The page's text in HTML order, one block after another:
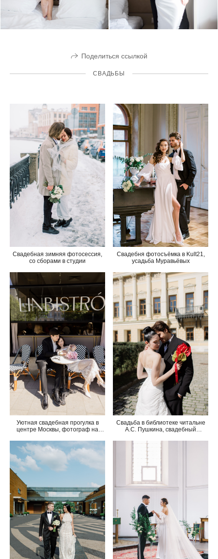
Поделиться ссылкой
СВАДЬБЫ
Свадебная зимняя фотосессия,
со сборами в студии
Свадебня фотосъёмка в Kult21,
усадьба Муравьёвых
Уютная свадебная прогулка в
центре Москвы, фотограф на
Свадьба в библиотеке читальне
А.С. Пушкина, свадебный